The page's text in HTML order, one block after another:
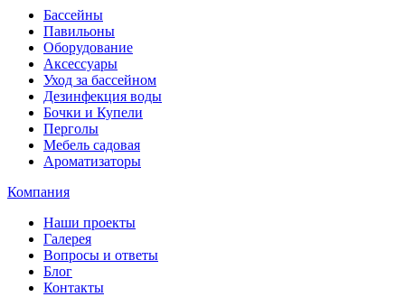
Бассейны
Павильоны
Оборудование
Аксессуары
Уход за бассейном
Дезинфекция воды
Бочки и Купели
Перголы
Мебель садовая
Ароматизаторы
Компания
Наши проекты
Галерея
Вопросы и ответы
Блог
Контакты